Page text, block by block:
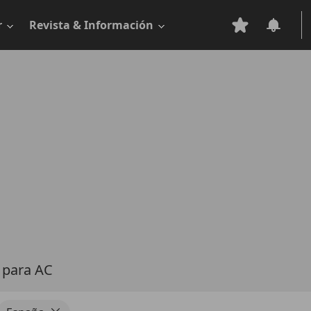
Revista & Información
para AC